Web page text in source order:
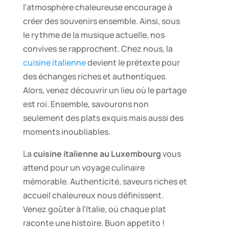
l’atmosphère chaleureuse encourage à
créer des souvenirs ensemble. Ainsi, sous
le rythme de la musique actuelle, nos
convives se rapprochent. Chez nous, la
cuisine italiennedevient le prétexte pour
des échanges riches et authentiques.
Alors, venez découvrir un lieu où le partage
est roi. Ensemble, savourons non
seulement des plats exquis mais aussi des
moments inoubliables.
Lacuisine italienne au Luxembourgvous
attend pour un voyage culinaire
mémorable. Authenticité, saveurs riches et
accueil chaleureux nous définissent.
Venez goûter à l’Italie, où chaque plat
raconte une histoire. Buon appetito !